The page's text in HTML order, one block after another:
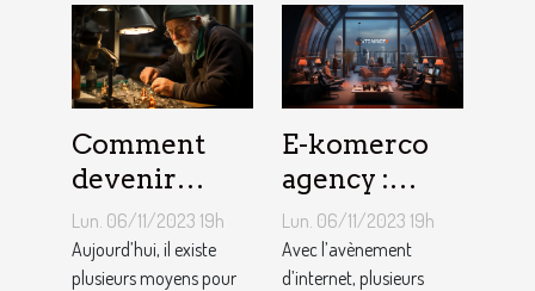
Comment
devenir
bijoutier-
joaillier ?
Lun. 06/11/2023 19h
Aujourd’hui, il existe
plusieurs moyens pour
E-komerco
agency :
qu’est-ce que
c’est ?
Lun. 06/11/2023 19h
Avec l’avènement
d’internet, plusieurs